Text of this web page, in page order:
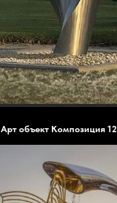
Арт объект Композиция 12